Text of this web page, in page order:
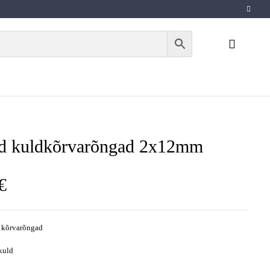
kuldkõrvarõngad 2x12mm